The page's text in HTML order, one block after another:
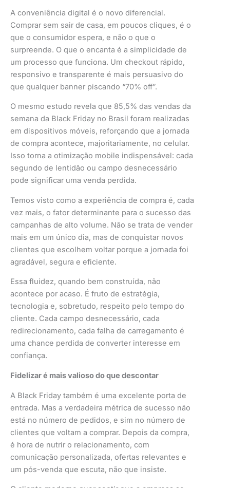
A conveniência digital é o novo diferencial.
Comprar sem sair de casa, em poucos cliques, é o
que o consumidor espera, e não o que o
surpreende. O que o encanta é a simplicidade de
um processo que funciona. Um checkout rápido,
responsivo e transparente é mais persuasivo do
que qualquer banner piscando “70% off”.
O mesmo estudo revela que 85,5% das vendas da
semana da Black Friday no Brasil foram realizadas
em dispositivos móveis, reforçando que a jornada
de compra acontece, majoritariamente, no celular.
Isso torna a otimização mobile indispensável: cada
segundo de lentidão ou campo desnecessário
pode significar uma venda perdida.
Temos visto como a experiência de compra é, cada
vez mais, o fator determinante para o sucesso das
campanhas de alto volume. Não se trata de vender
mais em um único dia, mas de conquistar novos
clientes que escolhem voltar porque a jornada foi
agradável, segura e eficiente.
Essa fluidez, quando bem construída, não
acontece por acaso. É fruto de estratégia,
tecnologia e, sobretudo, respeito pelo tempo do
cliente. Cada campo desnecessário, cada
redirecionamento, cada falha de carregamento é
uma chance perdida de converter interesse em
confiança.
Fidelizar é mais valioso do que descontar
A Black Friday também é uma excelente porta de
entrada. Mas a verdadeira métrica de sucesso não
está no número de pedidos, e sim no número de
clientes que voltam a comprar. Depois da compra,
é hora de nutrir o relacionamento, com
comunicação personalizada, ofertas relevantes e
um pós-venda que escuta, não que insiste.